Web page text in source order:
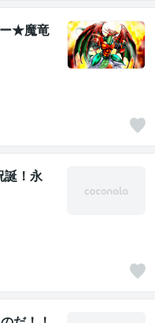
★魔竜
誕！永